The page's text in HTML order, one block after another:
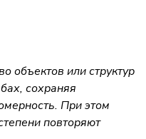
объектов или структур
сохраняя
При этом
повторяют